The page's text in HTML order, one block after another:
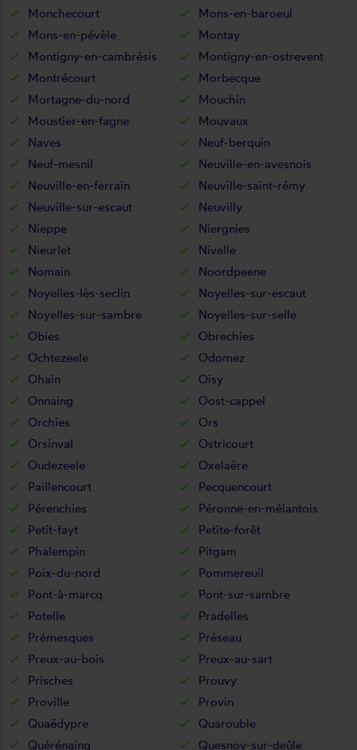
Monchecourt
Mons-en-baroeul
Mons-en-pévèle
Montay
Montigny-en-cambrésis
Montigny-en-ostrevent
Montrécourt
Morbecque
Mortagne-du-nord
Mouchin
Moustier-en-fagne
Mouvaux
Naves
Neuf-berquin
Neuf-mesnil
Neuville-en-avesnois
Neuville-en-ferrain
Neuville-saint-rémy
Neuville-sur-escaut
Neuvilly
Nieppe
Niergnies
Nieurlet
Nivelle
Nomain
Noordpeene
Noyelles-lès-seclin
Noyelles-sur-escaut
Noyelles-sur-sambre
Noyelles-sur-selle
Obies
Obrechies
Ochtezeele
Odomez
Ohain
Oisy
Onnaing
Oost-cappel
Orchies
Ors
Orsinval
Ostricourt
Oudezeele
Oxelaëre
Paillencourt
Pecquencourt
Pérenchies
Péronne-en-mélantois
Petit-fayt
Petite-forêt
Phalempin
Pitgam
Poix-du-nord
Pommereuil
Pont-à-marcq
Pont-sur-sambre
Potelle
Pradelles
Prémesques
Préseau
Preux-au-bois
Preux-au-sart
Prisches
Prouvy
Proville
Provin
Quaëdypre
Quarouble
Quérénaing
Quesnoy-sur-deûle